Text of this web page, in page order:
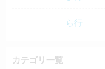
ら行
カテゴリ一覧